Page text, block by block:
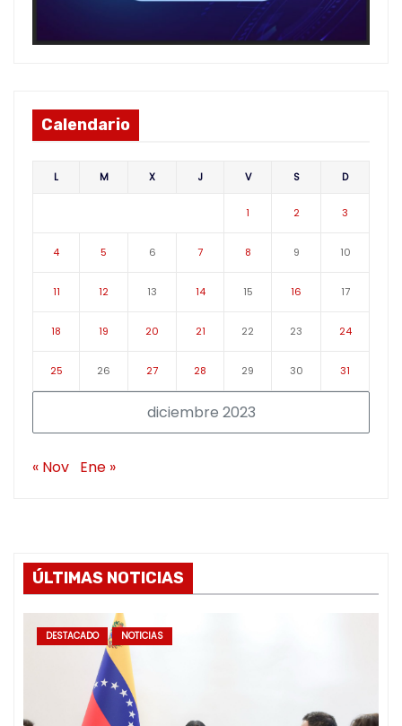
Calendario
diciembre 2023
L M X J V S D
1 2 3
4 5 6 7 8 9 10
11 12 13 14 15 16 17
18 19 20 21 22 23 24
25 26 27 28 29 30 31
« Nov Ene »
ÚLTIMAS NOTICIAS
DESTACADO NOTICIAS